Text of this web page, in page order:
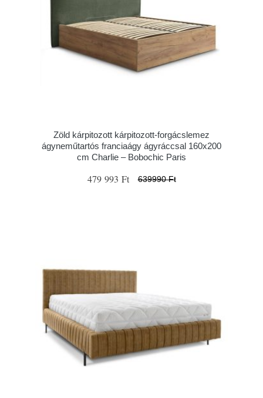
Zöld kárpitozott kárpitozott-forgácslemez
ágyneműtartós franciaágy ágyráccsal 160x200
cm Charlie – Bobochic Paris
479 993 Ft 639990 Ft